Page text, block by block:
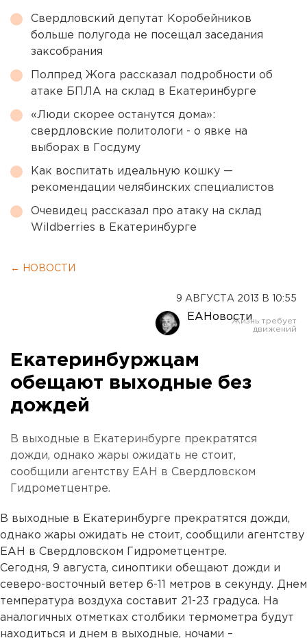
Свердловский депутат Коробейников
больше полугода не посещал заседания
заксобрания
Полпред Жога рассказал подробности об
атаке БПЛА на склад в Екатеринбурге
«Люди скорее останутся дома»:
свердловские политологи - о явке на
выборах в Госдуму
Как воспитать идеальную кошку —
рекомендации челябинских специалистов
Очевидец рассказал про атаку на склад
Wildberries в Екатеринбурге
← НОВОСТИ
9 АВГУСТА 2013 В 10:55
ЕАНовости
Екатеринбуржцам
обещают выходные без
дождей
В выходные в Екатеринбурге прекратятся
дожди, однако жары ожидать не стоит,
сообщили агентству ЕАН в Свердловском
Гидрометцентре.
В выходные в Екатеринбурге прекратятся дожди,
однако жары ожидать не стоит, сообщили агентству
ЕАН в Свердловском Гидрометцентре.
Сегодня, 9 августа, синоптики обещают дожди и
северо-восточный ветер 6-11 метров в секунду. Днем
температура воздуха составит 21-23 градуса. На
аналогичных отметках столбики термометра будут
находиться и днем в выходные, ночами –